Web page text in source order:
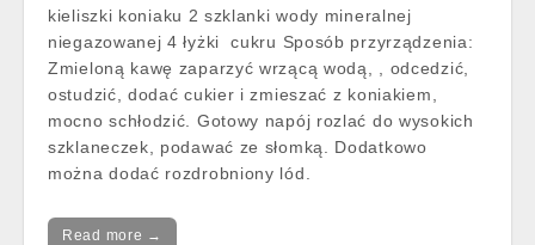
kieliszki koniaku 2 szklanki wody mineralnej
niegazowanej 4 łyżki cukru Sposób przyrządzenia:
Zmieloną kawę zaparzyć wrzącą wodą, , odcedzić,
ostudzić, dodać cukier i zmieszać z koniakiem,
mocno schłodzić. Gotowy napój rozlać do wysokich
szklaneczek, podawać ze słomką. Dodatkowo
można dodać rozdrobniony lód.
Read more →